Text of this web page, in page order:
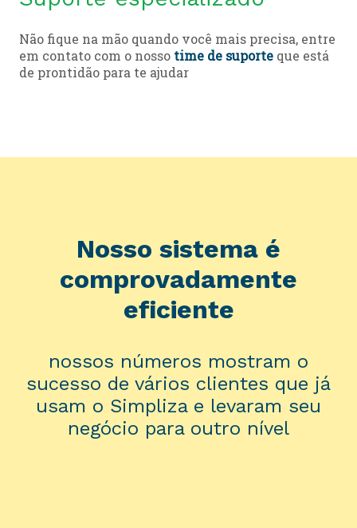
Não fique na mão quando você mais precisa, entre
em contato com o nosso time de suporte que está
de prontidão para te ajudar
Nosso sistema é
comprovadamente
eficiente
nossos números mostram o
sucesso de vários clientes que já
usam o Simpliza e levaram seu
negócio para outro nível